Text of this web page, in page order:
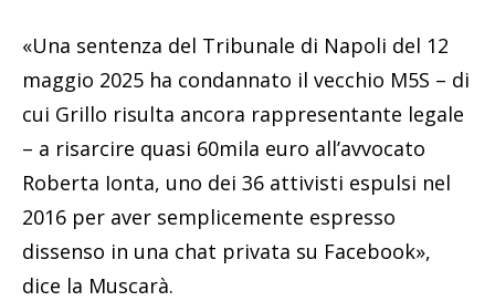
«Una sentenza del Tribunale di Napoli del 12
maggio 2025 ha condannato il vecchio M5S – di
cui Grillo risulta ancora rappresentante legale
– a risarcire quasi 60mila euro all’avvocato
Roberta Ionta, uno dei 36 attivisti espulsi nel
2016 per aver semplicemente espresso
dissenso in una chat privata su Facebook»,
dice la Muscarà.